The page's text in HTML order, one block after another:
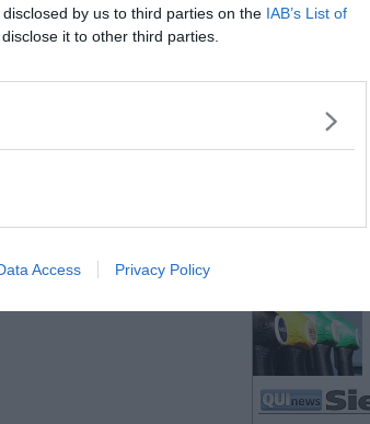
by us to third parties on the IAB’s List of
it to other third parties.
Access Privacy Policy